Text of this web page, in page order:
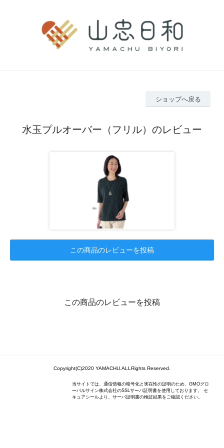
ショップへ戻る
水玉プルオーバー（フリル）のレビュー
この商品のレビューを投稿
この商品のレビューを投稿
Copyright(C)2020 YAMACHU.ALLRights Reserved.
当サイトでは、通信情報の暗号化と実在性の証明のため、GMOグロ
ーバルサイン株式会社のSSLサーバ証明書を使用しております。 セ
キュアシールより、サーバ証明書の検証結果をご確認ください。